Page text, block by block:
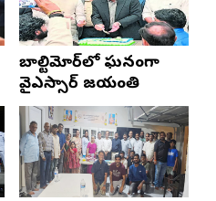
బాల్టిమోర్‌లో ఘనంగా
వైఎస్సార్‌ జయంతి